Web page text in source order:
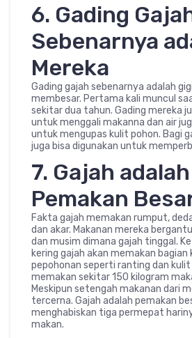
6. Gading
Sebenarnya
Mereka
Gading gajah sebenarnya adalah
membesar. Pertama kali muncul
sekitar dua tahun. Gading mereka
untuk menggali makanna dan air
untuk mengupas kulit pohon. Bagi
juga bisa digunakan untuk
7. Gajah adalah
Pemakan
Fakta gajah memakan rumput,
dan akar. Makanan mereka
dan musim dimana gajah tinggal.
kering gajah akan memakan bagian
pepohonan seperti ranting dan
memakan sekitar 150 kilogram
Meskipun setengah makanan dari
tercerna. Gajah adalah pemakan
menghabiskan tiga permepat
makan.